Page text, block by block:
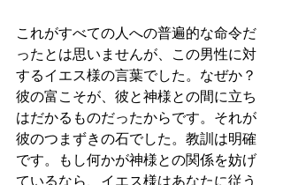
これがすべての人への普遍的な命令だ
ったとは思いませんが、この男性に対
するイエス様の言葉でした。なぜか？
彼の富こそが、彼と神様との間に立ち
はだかるものだったからです。それが
彼のつまずきの石でした。教訓は明確
です。もし何かが神様との関係を妨げ
ているなら、イエス様はあなたに従う